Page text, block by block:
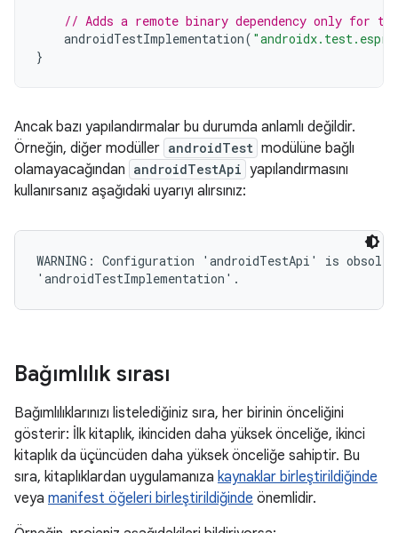
// Adds a remote binary dependency only for
androidTestImplementation(
}
Ancak bazı yapılandırmalar bu durumda anlamlı değildir.
Örneğin, diğer modüller androidTest modülüne bağlı
olamayacağından androidTestApi yapılandırmasını
kullanırsanız aşağıdaki uyarıyı alırsınız:
WARNING: Configuration 'androidTestApi' is
Bağımlılık sırası
Bağımlılıklarınızı listelediğiniz sıra, her birinin önceliğini
gösterir: İlk kitaplık, ikinciden daha yüksek önceliğe, ikinci
kitaplık da üçüncüden daha yüksek önceliğe sahiptir. Bu
sıra, kitaplıklardan uygulamanıza kaynaklar birleştirildiğinde
veya manifest öğeleri birleştirildiğinde önemlidir.